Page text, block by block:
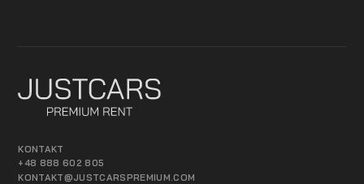
KONTAKT
+48 888 602 805
KONTAKT@JUSTCARSPREMIUM.COM